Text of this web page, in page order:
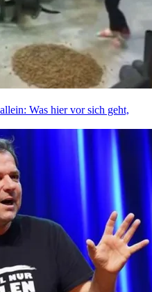
Was hier vor sich geht,